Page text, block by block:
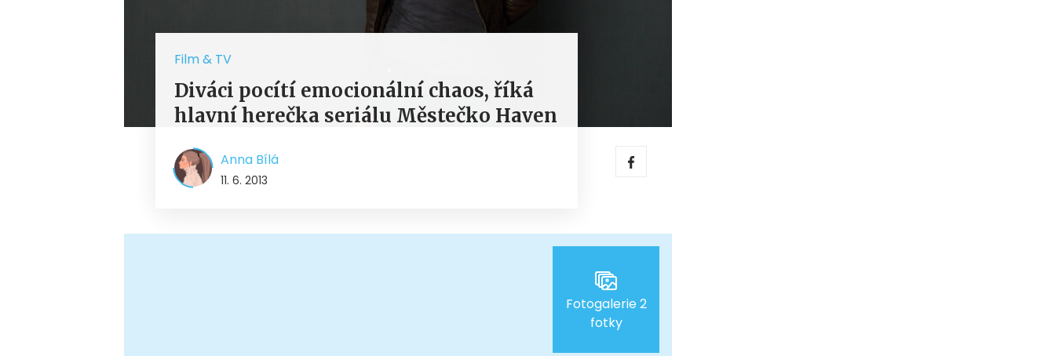
Film & TV
Diváci pocítí emocionální chaos, říká
hlavní herečka seriálu Městečko Haven
Anna Bílá
11. 6. 2013
Fotogalerie 2
fotky